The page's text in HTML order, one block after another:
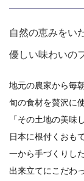
自然の恵みをい
優しい味わいの
地元の農家から毎
旬の食材を贅沢に使
「その土地の美味
日本に根付くおも
一から手づくりし
出来立てにこだわ